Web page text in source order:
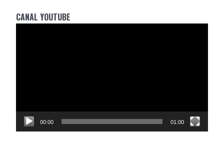
CANAL YOUTUBE
00:00 01:00